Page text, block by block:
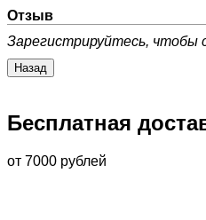
Отзыв
Зарегистрируйтесь, чтобы
Бесплатная
от 7000 рублей